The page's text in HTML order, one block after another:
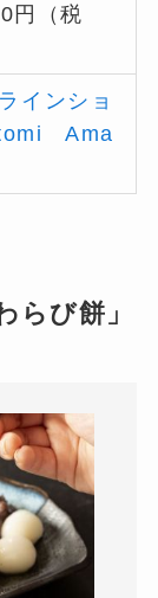
円（税
インショ
Ama
らび餅」